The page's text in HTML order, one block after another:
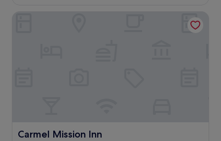
de
123 €
Carmel Mission Inn
Carmel Mission Inn